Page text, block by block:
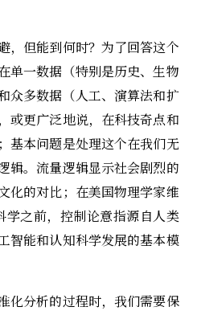
，但能到何时？为了回答这个
单一数据（特别是历史、生物
众多数据（人工、演算法和扩
或更广泛地说，在科技奇点和
基本问题是处理这个在我们无
辑。流量逻辑显示社会剧烈的
化的对比；在美国物理学家维
之前，控制论意指源自人类
智能和认知科学发展的基本模
化分析的过程时，我们需要保